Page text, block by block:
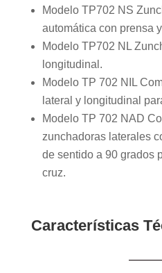
Modelo TP702 NS
automática con prensa
Modelo TP702 NL
longitudinal.
Modelo TP 702 NIL
lateral y longitudinal
Modelo TP 702 NAD
zunchadoras laterales
de sentido a 90 grados
cruz.
Características